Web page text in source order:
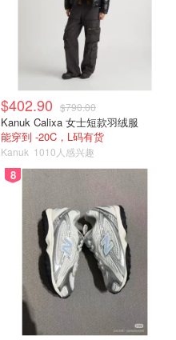
$402.90 $790.00
Kanuk Calixa 女士短款羽绒服
能穿到 -20C，L码有货
Kanuk 1010人感兴趣
8